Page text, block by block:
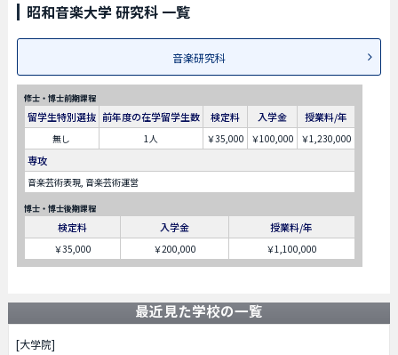
昭和音楽大学 研究科 一覧
音楽研究科
修士・博士前期課程
留学生特別選抜 前年度の在学留学生数 検定料 入学金 授業料/年
無し 1人 ￥35,000 ￥100,000 ￥1,230,000
専攻
音楽芸術表現, 音楽芸術運営
博士・博士後期課程
検定料 入学金 授業料/年
￥35,000 ￥200,000 ￥1,100,000
最近見た学校の一覧
[大学院]